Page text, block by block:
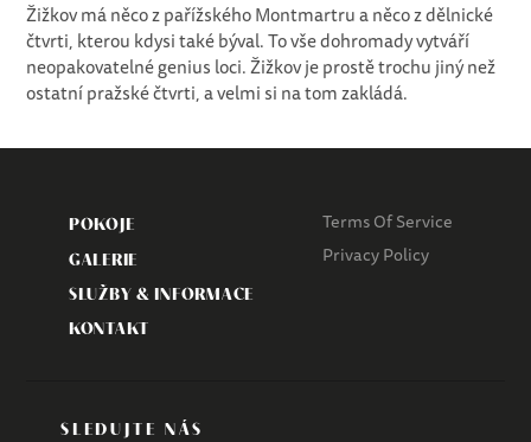
Žižkov má něco z pařížského Montmartru a něco z dělnické
čtvrti, kterou kdysi také býval. To vše dohromady vytváří
neopakovatelné genius loci. Žižkov je prostě trochu jiný než
ostatní pražské čtvrti, a velmi si na tom zakládá.
POKOJE
GALERIE
SLUŽBY & INFORMACE
KONTAKT
Terms Of Service
Privacy Policy
SLEDUJTE NÁS